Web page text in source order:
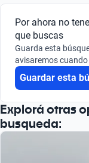
Buscá por marca
Buscá por modelo
Buscá por
Por ahora no
que buscas
Guarda esta
avisaremos cuando
Guardar esta
Explorá otras
busqueda: